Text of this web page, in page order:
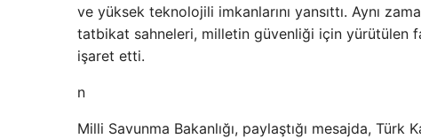
ve yüksek teknolojili imkanlarını yansıttı. Aynı
tatbikat sahneleri, milletin güvenliği için
işaret etti.
n
Milli Savunma Bakanlığı, paylaştığı mesajda,